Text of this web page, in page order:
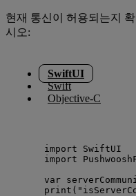
현재 통신이 허용되는지
시오:
SwiftUI
Swift
Objective-C
import SwiftUI
import
var
print ( "